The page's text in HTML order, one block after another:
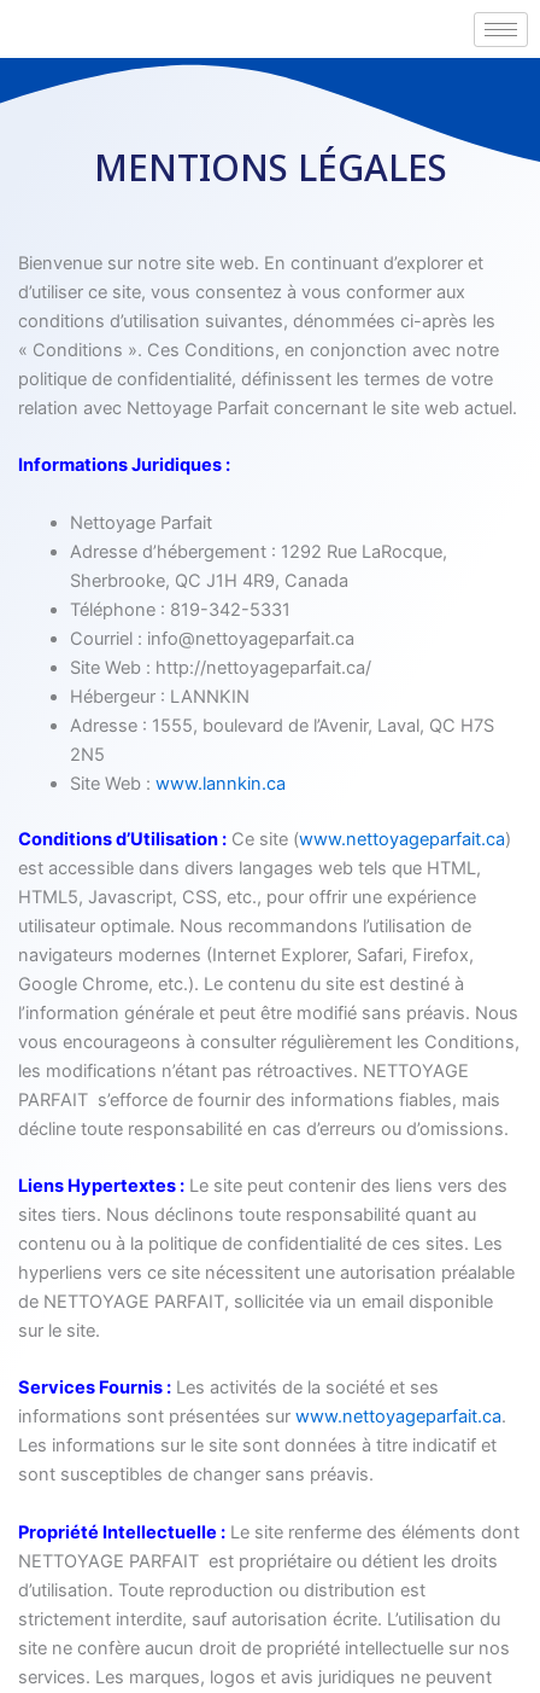
MENTIONS LÉGALES
Bienvenue sur notre site web. En continuant d’explorer et
d’utiliser ce site, vous consentez à vous conformer aux
conditions d’utilisation suivantes, dénommées ci-après les
« Conditions ». Ces Conditions, en conjonction avec notre
politique de confidentialité, définissent les termes de votre
relation avec Nettoyage Parfait concernant le site web actuel.
Informations Juridiques :
Nettoyage Parfait
Adresse d’hébergement : 1292 Rue LaRocque,
Sherbrooke, QC J1H 4R9, Canada
Téléphone : 819-342-5331
Courriel : info@nettoyageparfait.ca
Site Web : http://nettoyageparfait.ca/
Hébergeur : LANNKIN
Adresse : 1555, boulevard de l’Avenir, Laval, QC H7S
2N5
Site Web :www.lannkin.ca
Conditions d’Utilisation :Ce site (www.nettoyageparfait.ca)
est accessible dans divers langages web tels que HTML,
HTML5, Javascript, CSS, etc., pour offrir une expérience
utilisateur optimale. Nous recommandons l’utilisation de
navigateurs modernes (Internet Explorer, Safari, Firefox,
Google Chrome, etc.). Le contenu du site est destiné à
l’information générale et peut être modifié sans préavis. Nous
vous encourageons à consulter régulièrement les Conditions,
les modifications n’étant pas rétroactives. NETTOYAGE
PARFAIT s’efforce de fournir des informations fiables, mais
décline toute responsabilité en cas d’erreurs ou d’omissions.
Liens Hypertextes : Le site peut contenir des liens vers des
sites tiers. Nous déclinons toute responsabilité quant au
contenu ou à la politique de confidentialité de ces sites. Les
hyperliens vers ce site nécessitent une autorisation préalable
de NETTOYAGE PARFAIT, sollicitée via un email disponible
sur le site.
Services Fournis :Les activités de la société et ses
informations sont présentées sur www.nettoyageparfait.ca.
Les informations sur le site sont données à titre indicatif et
sont susceptibles de changer sans préavis.
Propriété Intellectuelle :Le site renferme des éléments dont
NETTOYAGE PARFAIT est propriétaire ou détient les droits
d’utilisation. Toute reproduction ou distribution est
strictement interdite, sauf autorisation écrite. L’utilisation du
site ne confère aucun droit de propriété intellectuelle sur nos
services. Les marques, logos et avis juridiques ne peuvent